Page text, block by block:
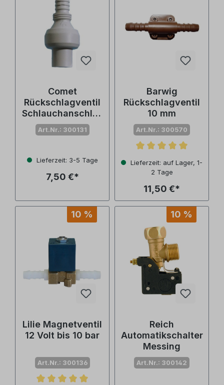
Comet
Rückschlagventil
Schlauchanschlus
s
Art.Nr.: 300131
Lieferzeit: 3-5 Tage
7,50 €*
Barwig
Rückschlagventil
10 mm
Art.Nr.: 300570
Durchschnittliche
Lieferzeit: auf Lager, 1-
2 Tage
11,50 €*
10 %
Lilie Magnetventil
12 Volt bis 10 bar
Art.Nr.: 300136
10 %
Reich
Automatikschalter
Messing
Art.Nr.: 300142